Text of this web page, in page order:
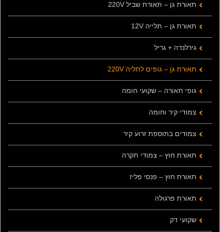
תאורת גן – תאורת שביל 220V
תאורת גן – תלייה 12V
גירלנדה + גריל
תאורת גן – גופים לתליה 220V
גופי תאורה – שקועי חומה
צמודי קיר וחומה
צמודים בתוספת זרוע קיר
תאורת חוץ – צמודי תקרה
תאורת חוץ – פנסי פליז
תאורת פרגולה
שקועי דק